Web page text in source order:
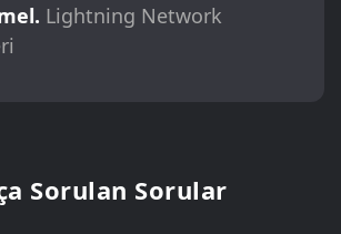
Lightning Network
Sorulan Sorular